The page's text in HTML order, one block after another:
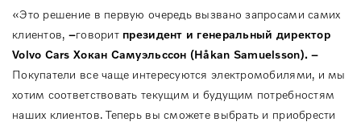
«Это решение в первую очередь вызвано запросами самих
клиентов, –говорит президент и генеральный директор
Volvo Cars Хокан Самуэльссон (Håkan Samuelsson). –
Покупатели все чаще интересуются электромобилями, и мы
хотим соответствовать текущим и будущим потребностям
наших клиентов. Теперь вы сможете выбрать и приобрести